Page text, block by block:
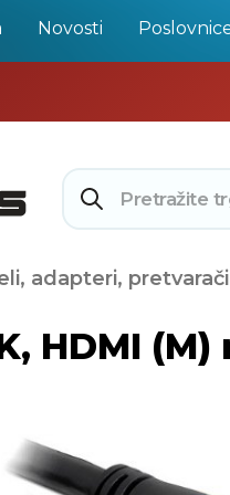
Novosti
adapteri, pretvarači
HDMI